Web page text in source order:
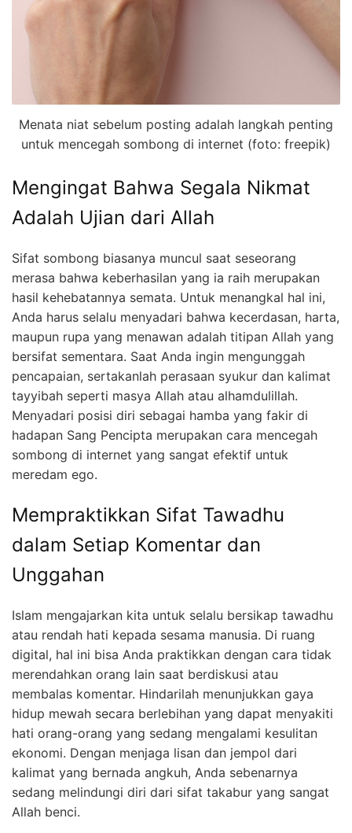
Menata niat sebelum posting adalah langkah penting
untuk mencegah sombong di internet (foto: freepik)
Mengingat Bahwa Segala Nikmat
Adalah Ujian dari Allah
Sifat sombong biasanya muncul saat seseorang
merasa bahwa keberhasilan yang ia raih merupakan
hasil kehebatannya semata. Untuk menangkal hal ini,
Anda harus selalu menyadari bahwa kecerdasan, harta,
maupun rupa yang menawan adalah titipan Allah yang
bersifat sementara. Saat Anda ingin mengunggah
pencapaian, sertakanlah perasaan syukur dan kalimat
tayyibah seperti masya Allah atau alhamdulillah.
Menyadari posisi diri sebagai hamba yang fakir di
hadapan Sang Pencipta merupakan cara mencegah
sombong di internet yang sangat efektif untuk
meredam ego.
Mempraktikkan Sifat Tawadhu
dalam Setiap Komentar dan
Unggahan
Islam mengajarkan kita untuk selalu bersikap tawadhu
atau rendah hati kepada sesama manusia. Di ruang
digital, hal ini bisa Anda praktikkan dengan cara tidak
merendahkan orang lain saat berdiskusi atau
membalas komentar. Hindarilah menunjukkan gaya
hidup mewah secara berlebihan yang dapat menyakiti
hati orang-orang yang sedang mengalami kesulitan
ekonomi. Dengan menjaga lisan dan jempol dari
kalimat yang bernada angkuh, Anda sebenarnya
sedang melindungi diri dari sifat takabur yang sangat
Allah benci.